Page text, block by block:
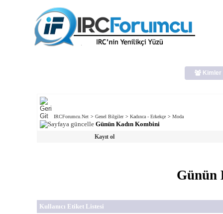
Kimler
IRCForumcu.Net > Genel Bilgiler > Kadınca - Erkekçe > Moda
Günün Kadın Kombini
Kayıt ol
Günün
Kullanıcı Etiket Listesi